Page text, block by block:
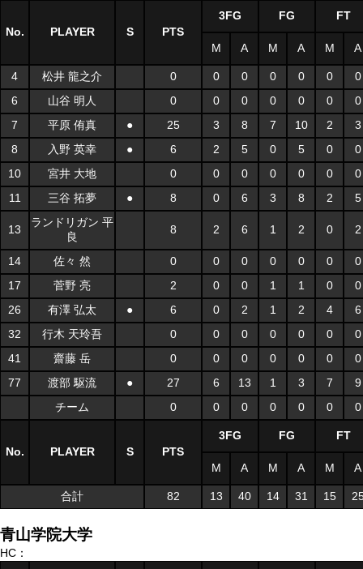
No. PLAYER S PTS
3FG FG FT
M A M A M A
4 松井 龍之介 0 0 0 0 0 0
0
6
山谷 明人 0 0 0 0 0 0
0
7
平原 侑真 ● 25 3 8 7 10 2
3
8
入野 英幸 ● 6 2 5 0 5 0
0
10
宮井 大地 0 0 0 0 0 0
0
11
三谷 拓夢 ● 8 0 6 3 8 2 5
13
ランドリガン 平
良
8 2 6 1 2 0 2
14 佐々 然 0 0 0 0 0 0
0
17
菅野 亮 2 0 0 1 1 0
0
26
有澤 弘太 ● 6 0 2 1 2 4
6
32
行木 天玲吾 0 0 0 0 0 0
0
41
齋藤 岳 0 0 0 0 0 0
0
77
渡部 駆流 ● 27 6 13 1 3 7
9
チーム
0 0 0 0 0 0 0
No. PLAYER S PTS
3FG FG FT
M A M A M A
合計 82 13 40 14 31 15
青山学院大学
HC：